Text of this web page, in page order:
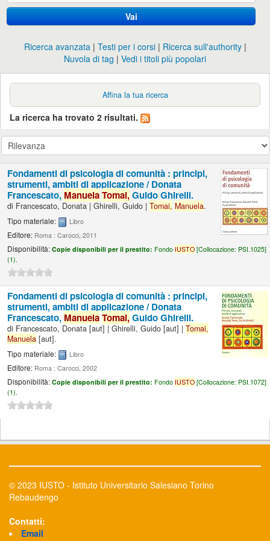
Vai
Ricerca avanzata Testi per i corsi
Ricerca sull'authority
Nuvola di tag
Vedi i titoli più popolari
Affina la tua ricerca
La ricerca ha trovato 2 risultati.
Fondamenti di psicologia di comunità : principi,
strumenti, ambiti di applicazione /Donata
Francescato, ManuelaTomai,Guido Ghirelli.
di Francescato, Donata |Ghirelli, Guido |Tomai, Manuela.
Tipo materiale: Libro
Editore: Roma : Carocci, 2011
Disponibilità:Copie disponibili per il prestito: Fondo IUSTO [Collocazione: PSI.1025]
(1).
Fondamenti di psicologia di comunità : principi,
strumenti, ambiti di applicazione /Donata
Francescato, ManuelaTomai,Guido Ghirelli.
di Francescato, Donata [aut] |Ghirelli, Guido [aut] |Tomai,
Manuela [aut].
Tipo materiale: Libro
Editore: Roma : Carocci, 2002
Disponibilità:Copie disponibili per il prestito: Fondo IUSTO [Collocazione: PSI.1072]
(1).
© 2023 IUSTO - Istituto Universitario Salesiano Torino
Rebaudengo
Contatti:
Email